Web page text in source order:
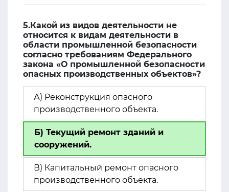
5.Какой из видов деятельности не
относится к видам деятельности в
области промышленной безопасности
согласно требованиям Федерального
закона «О промышленной безопасности
опасных производственных объектов»?
А) Реконструкция опасного
производственного объекта.
Б) Текущий ремонт зданий и
сооружений.
В) Капитальный ремонт опасного
производственного объекта.